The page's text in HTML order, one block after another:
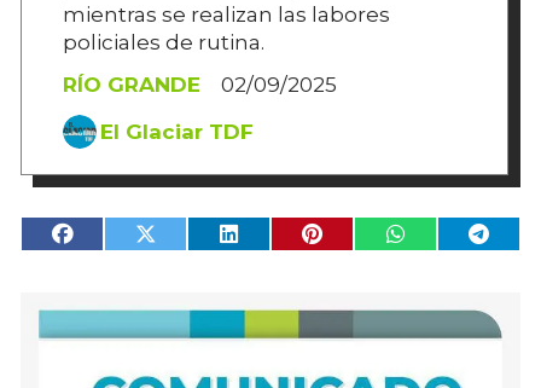
mientras se realizan las labores
policiales de rutina.
RÍO GRANDE
02/09/2025
El Glaciar TDF